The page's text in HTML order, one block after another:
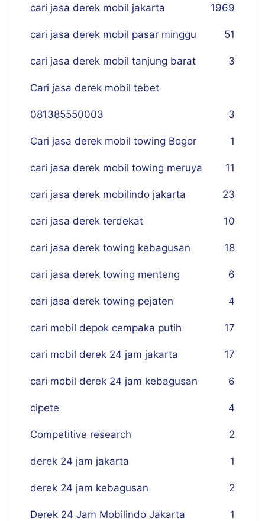
69
cari jasa derek mobil jakarta 19
cari jasa derek mobil pasar minggu 51
cari jasa derek mobil tanjung barat 3
Cari jasa derek mobil tebet
081385550003 3
Cari jasa derek mobil towing Bogor 1
cari jasa derek mobil towing meruya 11
cari jasa derek mobilindo jakarta 23
cari jasa derek terdekat 10
cari jasa derek towing kebagusan 18
cari jasa derek towing menteng 6
cari jasa derek towing pejaten 4
cari mobil depok cempaka putih 17
cari mobil derek 24 jam jakarta 17
cari mobil derek 24 jam kebagusan 6
cipete 4
Competitive research 2
derek 24 jam jakarta 1
derek 24 jam kebagusan 2
Derek 24 Jam Mobilindo Jakarta 1